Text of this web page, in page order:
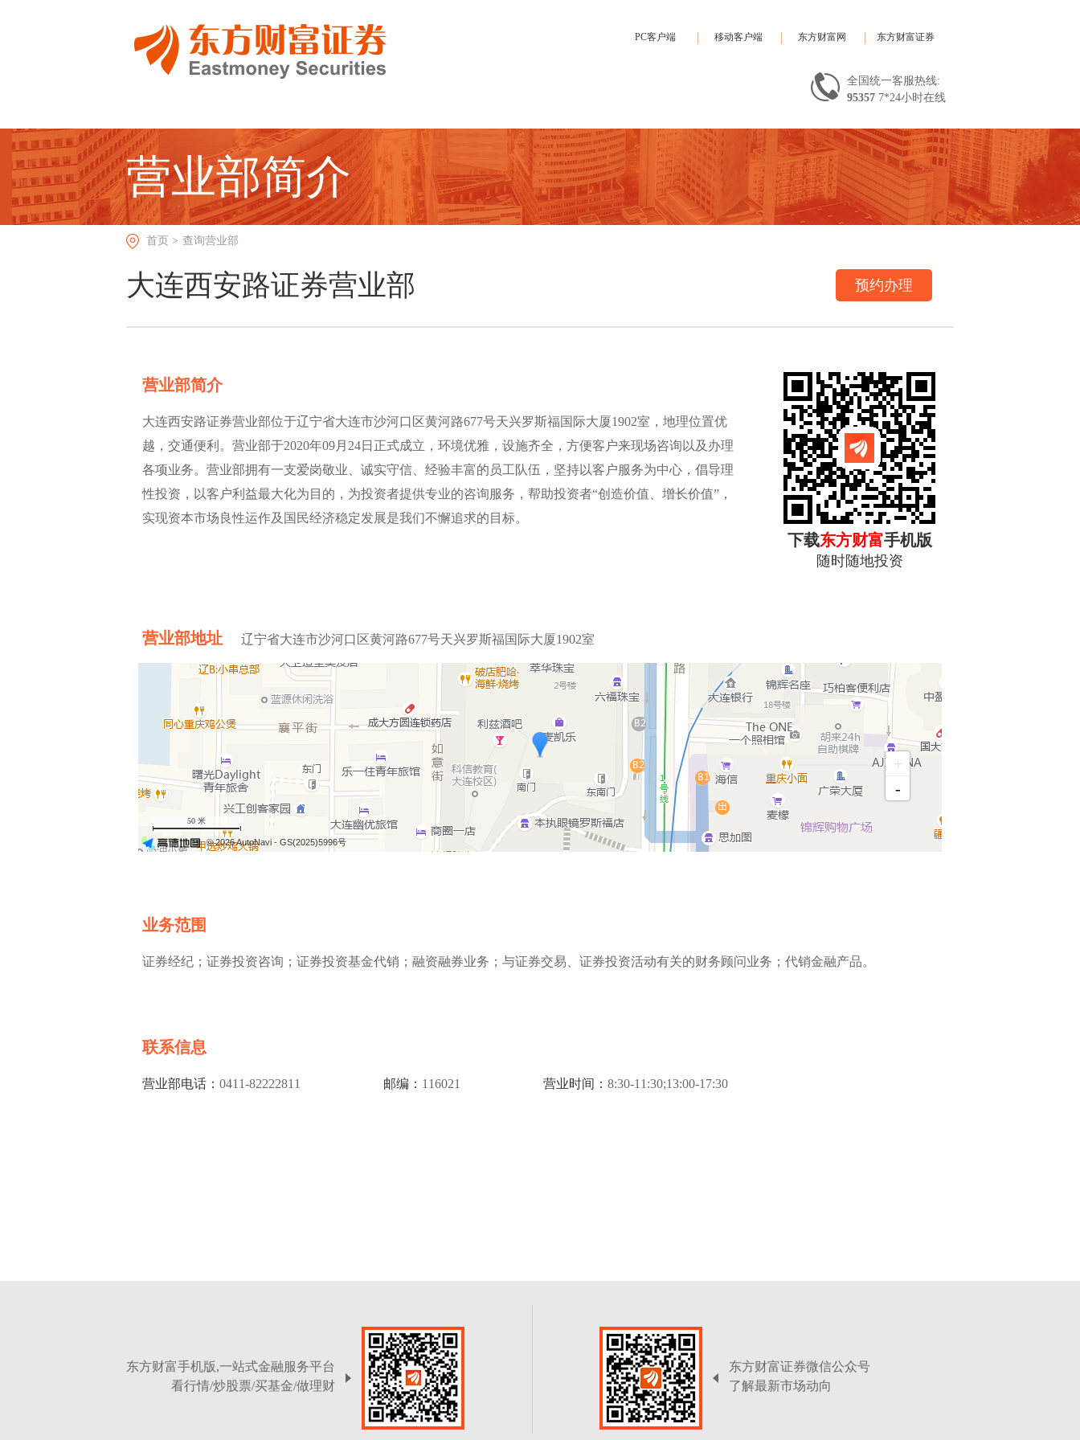
PC客户端 移动客户端 东方财富网 东方财富证券
全国统一客服热线:
95357 7*24小时在线
营业部简介
首页 > 查询营业部
大连西安路证券营业部 预约办理
营业部简介
大连西安路证券营业部位于辽宁省大连市沙河口区黄河路677号天兴罗斯福国际大厦1902室，地理位置优
越，交通便利。营业部于2020年09月24日正式成立，环境优雅，设施齐全，方便客户来现场咨询以及办理
各项业务。营业部拥有一支爱岗敬业、诚实守信、经验丰富的员工队伍，坚持以客户服务为中心，倡导理
性投资，以客户利益最大化为目的，为投资者提供专业的咨询服务，帮助投资者“创造价值、增长价值”，
实现资本市场良性运作及国民经济稳定发展是我们不懈追求的目标。
下载东方财富手机版
随时随地投资
营业部地址 辽宁省大连市沙河口区黄河路677号天兴罗斯福国际大厦1902室
50 米
+
-
© 2026 AutoNavi - GS(2025)5996号
业务范围
证券经纪；证券投资咨询；证券投资基金代销；融资融券业务；与证券交易、证券投资活动有关的财务顾问业务；代销金融产品。
联系信息
营业部电话： 0411-82222811 邮编： 116021 营业时间： 8:30-11:30;13:00-17:30
东方财富手机版,一站式金融服务平台
看行情/炒股票/买基金/做理财
东方财富证券微信公众号
了解最新市场动向